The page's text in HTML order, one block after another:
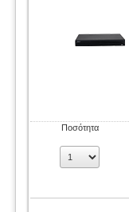
Ποσότητα